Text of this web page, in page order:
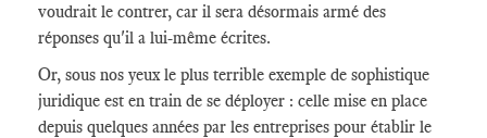
voudrait le contrer, car il sera désormais armé des
réponses qu'il a lui-même écrites.
Or, sous nos yeux le plus terrible exemple de sophistique
juridique est en train de se déployer : celle mise en place
depuis quelques années par les entreprises pour établir le